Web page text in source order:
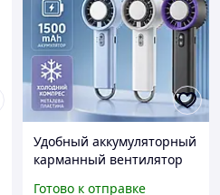
Удобный аккумуляторный
карманный вентилятор
Готово к отправке